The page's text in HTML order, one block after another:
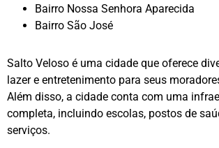
Bairro Nossa Senhora Aparecida
Bairro São José
Salto Veloso é uma cidade que oferece
lazer e entretenimento para seus
Além disso, a cidade conta com uma
completa, incluindo escolas, postos de
serviços.